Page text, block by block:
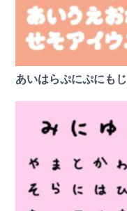
あいはらぷにぷにもじ